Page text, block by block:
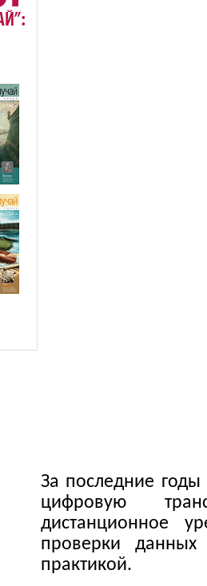
За последние
цифровую
дистанционное
проверки данных
практикой.